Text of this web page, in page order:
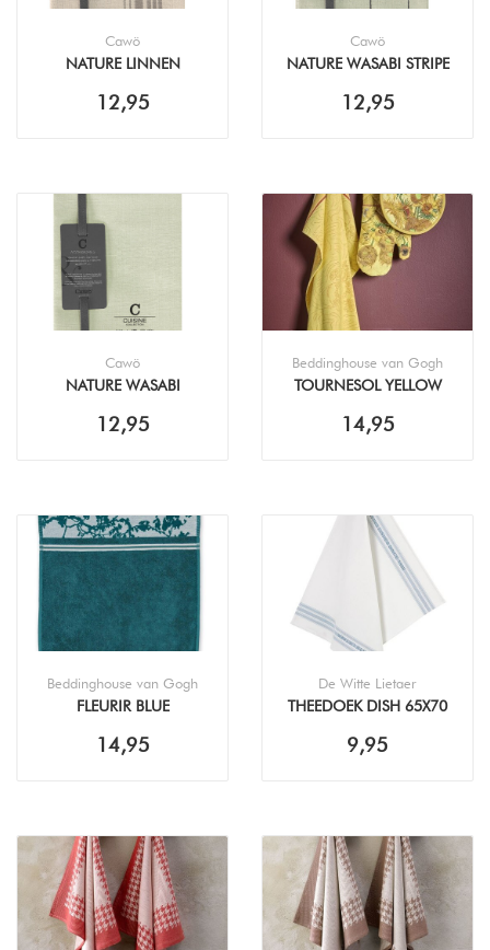
Cawö
NATURE LINNEN
(50X70CM)
12,95
Cawö
NATURE WASABI STRIPE
12,95
Cawö
NATURE WASABI
12,95
Beddinghouse van Gogh
TOURNESOL YELLOW
14,95
Beddinghouse van Gogh
FLEURIR BLUE
14,95
De Witte Lietaer
THEEDOEK DISH 65X70
THEEDOEK
9,95